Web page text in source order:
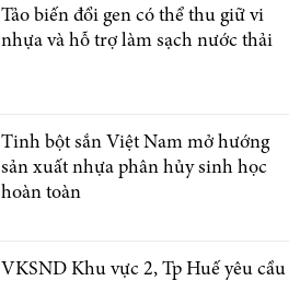
Tảo biến đổi gen có thể thu giữ vi
nhựa và hỗ trợ làm sạch nước thải
Tinh bột sắn Việt Nam mở hướng
sản xuất nhựa phân hủy sinh học
hoàn toàn
VKSND Khu vực 2, Tp Huế yêu cầu